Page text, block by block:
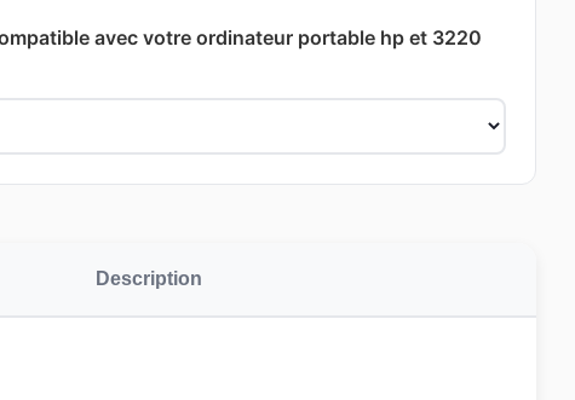
avec votre ordinateur portable hp et 3220
Description